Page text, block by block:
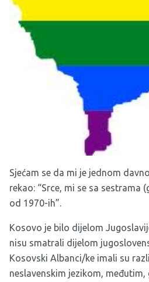
Sjećam se da mi je jednom
rekao: “Srce, mi se sa sestrama
od 1970-ih”.
Kosovo je bilo dijelom
nisu smatrali dijelom
Kosovski Albanci/ke imali su
neslavenskim jezikom, međutim,